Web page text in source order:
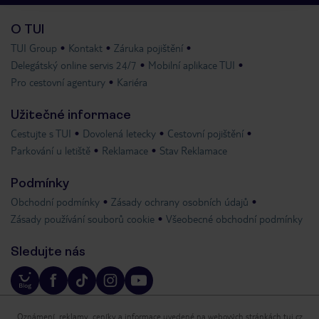
O TUI
TUI Group Kontakt
Záruka pojištění
Delegátský online servis 24/7
Mobilní aplikace TUI
Pro cestovní agentury
Kariéra
Užitečné informace
Cestujte s TUI Dovolená letecky
Cestovní pojištění
Parkování u letiště
Reklamace Stav Reklamace
Podmínky
Obchodní podmínky
Zásady ochrany osobních údajů
Zásady používání souborů cookie
Všeobecné obchodní podmínky
Sledujte nás
Oznámení, reklamy, ceníky a informace uvedené na webových stránkách tui.cz